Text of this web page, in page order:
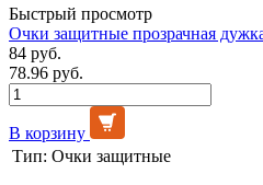
Быстрый просмотр
Очки защитные прозрачная
84 руб.
78.96 руб.
В корзину
Тип: Очки защитные